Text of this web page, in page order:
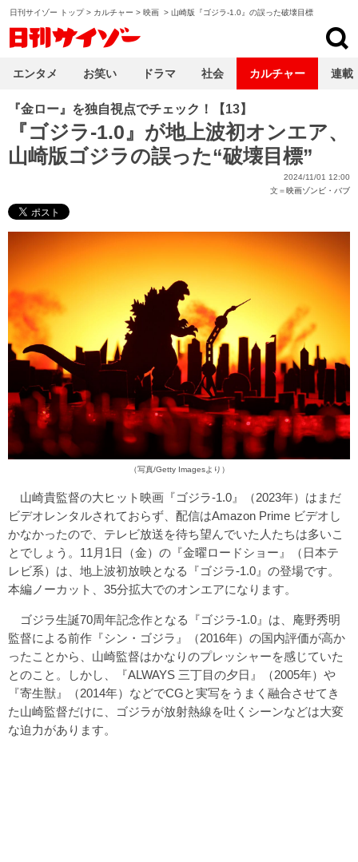
日刊サイゾー トップ> カルチャー > 映画 > 山崎版『ゴジラ-1.0』の誤った破壊目標
『金ロー』を独自視点でチェック！【13】
『ゴジラ-1.0』が地上波初オンエア、
山崎版ゴジラの誤った“破壊目標”
2024/11/01 12:00
文＝映画ゾンビ・バブ
（写真/Getty Imagesより）
山崎貴監督の大ヒット映画『ゴジラ-1.0』（2023年）はまだ
ビデオレンタルされておらず、配信はAmazon Prime ビデオし
かなかったので、テレビ放送を待ち望んでいた人たちは多いこ
とでしょう。11月1日（金）の『金曜ロードショー』（日本テ
レビ系）は、地上波初放映となる『ゴジラ-1.0』の登場です。
本編ノーカット、35分拡大でのオンエアになります。
ゴジラ生誕70周年記念作となる『ゴジラ-1.0』は、庵野秀明
監督による前作『シン・ゴジラ』（2016年）の国内評価が高か
ったことから、山崎監督はかなりのプレッシャーを感じていた
とのこと。しかし、『ALWAYS 三丁目の夕日』（2005年）や
『寄生獣』（2014年）などでCGと実写をうまく融合させてき
た山崎監督だけに、ゴジラが放射熱線を吐くシーンなどは大変
な迫力があります。
エンタメ お笑い ドラマ 社会 カルチャー 連載